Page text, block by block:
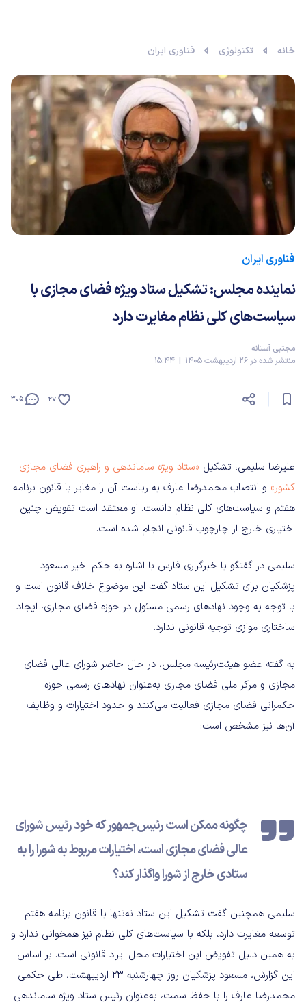
خانه تکنولوژی فناوری ایران
فناوری ایران
نماینده مجلس: تشکیل ستاد ویژه فضای مجازی با
سیاست‌های کلی نظام مغایرت دارد
مجتبی آستانه
منتشر شده در 26 اردیبهشت 1405 | 15:44
305 27
علیرضا سلیمی، تشکیل «ستاد ویژه ساماندهی و راهبری فضای مجازی
کشور» و انتصاب محمدرضا عارف به ریاست آن را مغایر با قانون برنامه
هفتم و سیاست‌های کلی نظام دانست. او معتقد است تفویض چنین
اختیاری خارج از چارچوب قانونی انجام شده است.
سلیمی در گفتگو با خبرگزاری فارس با اشاره به حکم اخیر مسعود
پزشکیان برای تشکیل این ستاد گفت این موضوع خلاف قانون است و
با توجه به وجود نهادهای رسمی مسئول در حوزه فضای مجازی، ایجاد
ساختاری موازی توجیه قانونی ندارد.
به گفته عضو هیئت‌رئیسه مجلس، در حال حاضر شورای عالی فضای
مجازی و مرکز ملی فضای مجازی به‌عنوان نهادهای رسمی حوزه
حکمرانی فضای مجازی فعالیت می‌کنند و حدود اختیارات و وظایف
آن‌ها نیز مشخص است:
چگونه ممکن است رئیس‌جمهور که خود رئیس شورای
عالی فضای مجازی است، اختیارات مربوط به شورا را به
ستادی خارج از شورا واگذار کند؟
سلیمی همچنین گفت تشکیل این ستاد نه‌تنها با قانون برنامه هفتم
توسعه مغایرت دارد، بلکه با سیاست‌های کلی نظام نیز همخوانی ندارد و
به همین دلیل تفویض این اختیارات محل ایراد قانونی است. بر اساس
این گزارش، مسعود پزشکیان روز چهارشنبه ۲۳ اردیبهشت، طی حکمی
محمدرضا عارف را با حفظ سمت، به‌عنوان رئیس ستاد ویژه ساماندهی